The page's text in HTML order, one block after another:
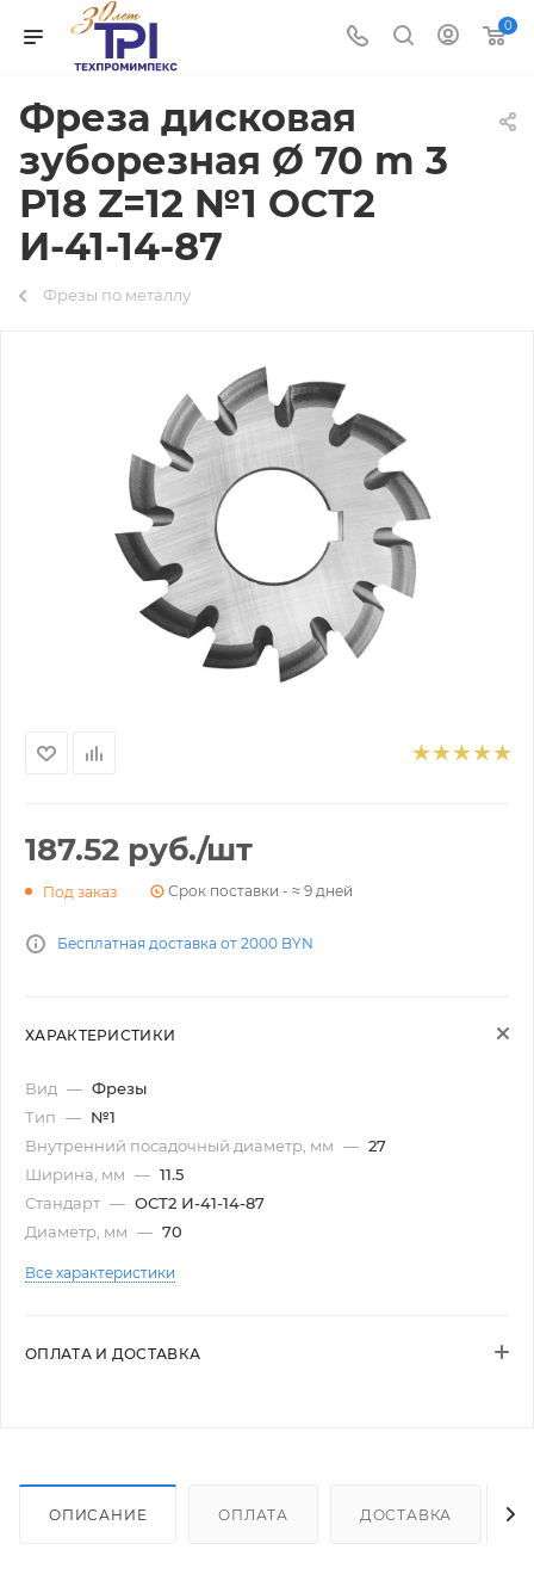
0
Фреза дисковая
зуборезная Ø 70 m 3
Р18 Z=12 №1 ОСТ2
И-41-14-87
Фрезы по металлу
187.52 руб./шт
Под заказ Срок поставки - ≈ 9 дней
Бесплатная доставка от 2000 BYN
ХАРАКТЕРИСТИКИ
Вид — Фрезы
Тип — №1
Внутренний посадочный диаметр, мм — 27
Ширина, мм — 11.5
Стандарт — ОСТ2 И-41-14-87
Диаметр, мм — 70
Все характеристики
ОПЛАТА И ДОСТАВКА
ОПИСАНИЕ ОПЛАТА ДОСТАВКА